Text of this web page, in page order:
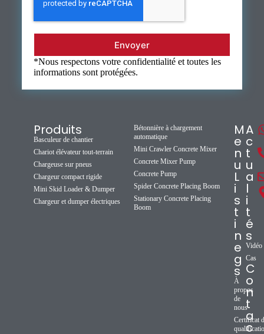
Envoyer
*Nous respectons votre confidentialité et toutes les
informations sont protégées.
Produits
Basculeur de chantier
Chariot élévateur tout-terrain
Chargeuse sur pneus
Chargeur compact rigide
Mini Skid Loader & Dumper
Chargeur et dumper électriques
Bétonnière à chargement
automatique
Mini Crawler Concrete Mixer
Concrete Mixer Pump
Concrete Pump
Spider Concrete Placing Boom
Stationary Concrete Placing
Boom
M
e
n
u
L
i
s
t
i
n
e
g
s
À
propos
de
nous
Certificat
A
c
t
u
a
l
i
t
é
s
Vidéo
Cas
C
o
n
t
a
c